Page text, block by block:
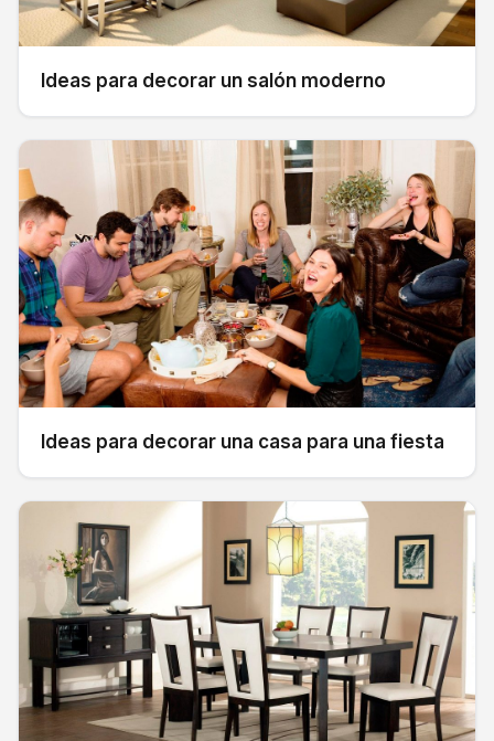
Ideas para decorar un salón moderno
Ideas para decorar una casa para una fiesta